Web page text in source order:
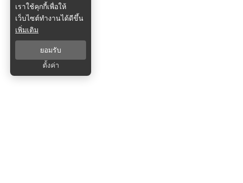
เราใช้คุกกี้เพื่อให้
เว็บไซต์ทำงานได้ดีขึ้น
เพิ่มเติม
ยอมรับ
ตั้งค่า